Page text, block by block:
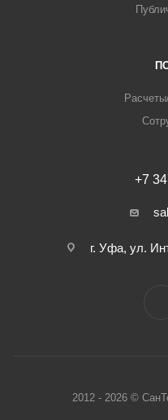
+7
г. Уфа, ул.
2012 - 2026 ©